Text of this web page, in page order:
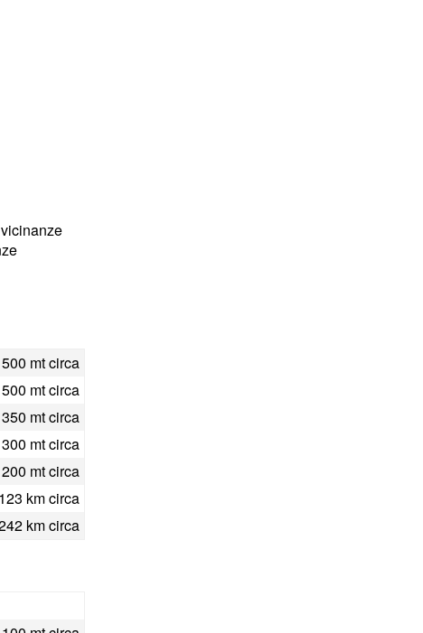
500 mt circa
500 mt circa
350 mt circa
300 mt circa
200 mt circa
123 km circa
km circa